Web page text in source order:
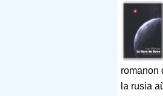
romanon
la rusia